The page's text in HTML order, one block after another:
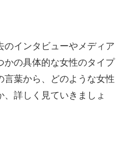
のインタビューやメディア
かの具体的な女性のタイプ
言葉から、どのような女性
詳しく見ていきましょ